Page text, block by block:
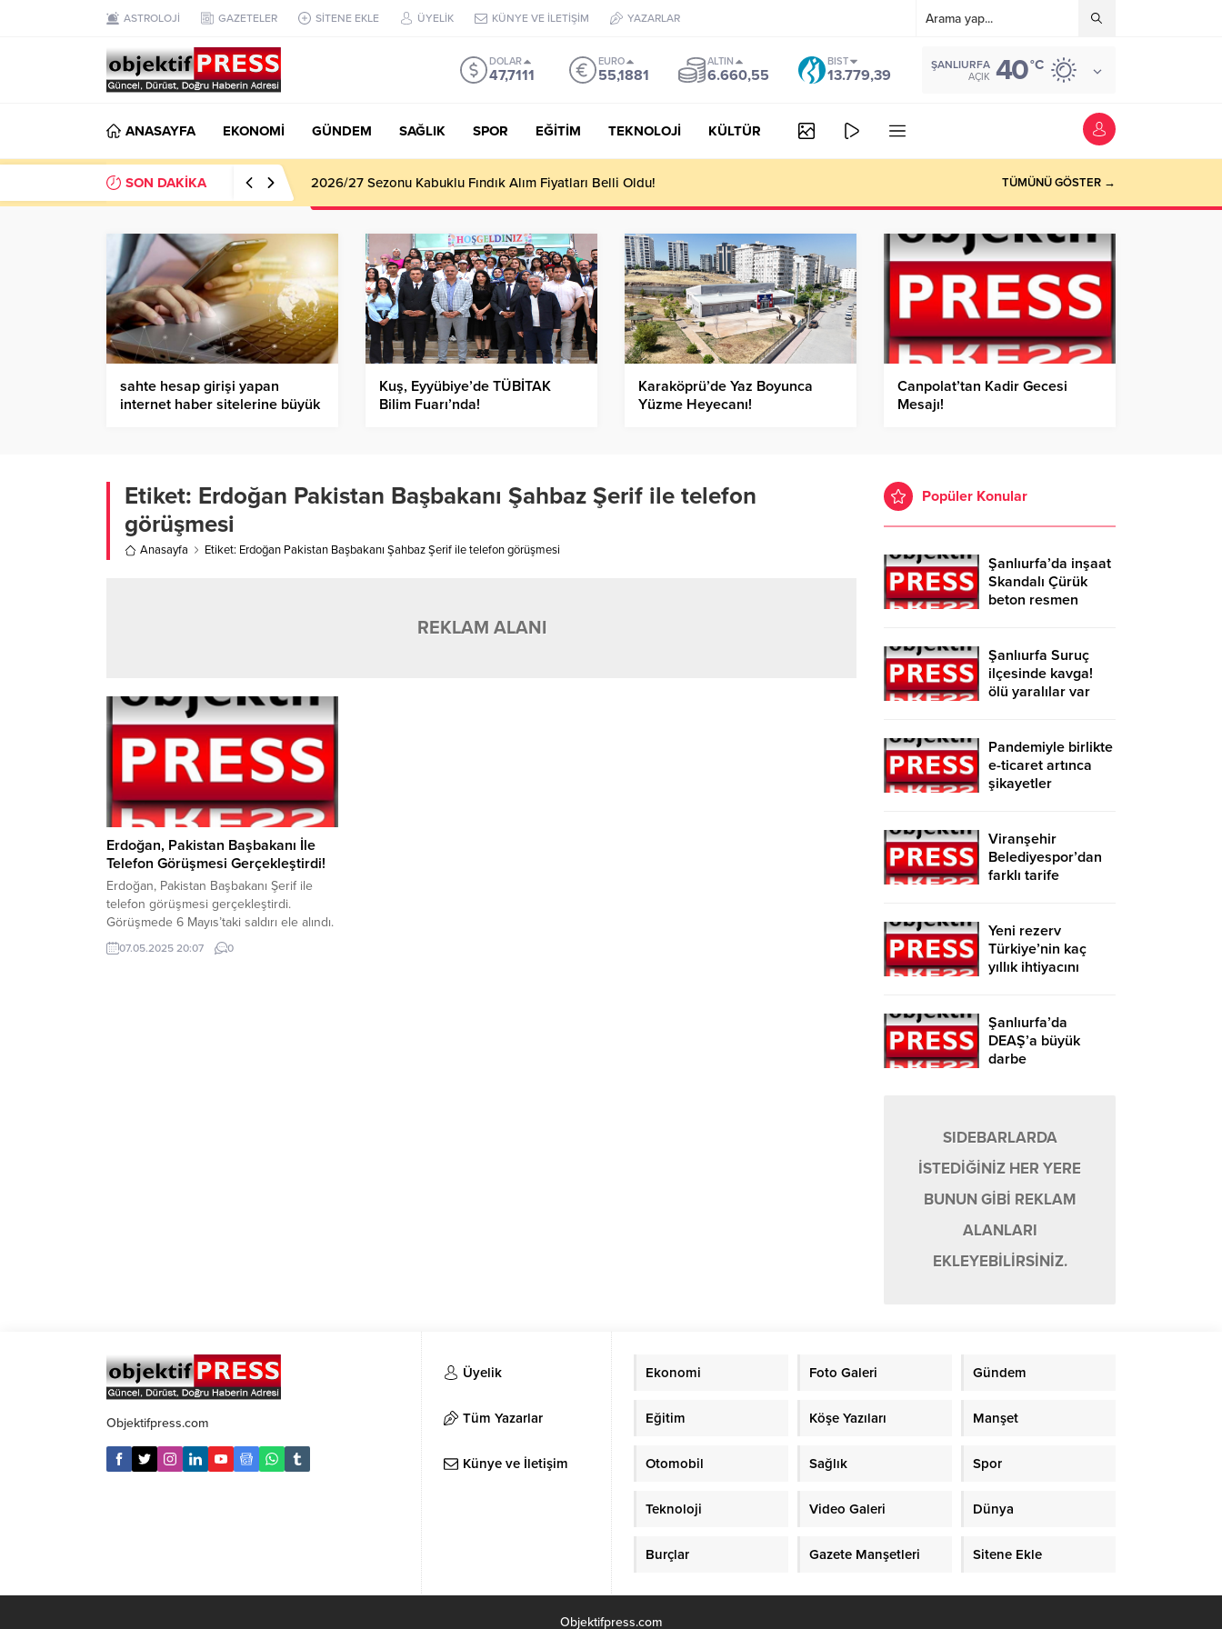
ASTROLOJİ GAZETELER SİTENE EKLE ÜYELİK KÜNYE VE İLETİŞİM YAZARLAR
DOLAR
47,7111
EURO
55,1881
ALTIN
6.660,55
BIST
13.779,39
ŞANLIURFA
AÇIK 40°C
ANASAYFA EKONOMİ GÜNDEM SAĞLIK SPOR EĞİTİM TEKNOLOJİ KÜLTÜR
SON DAKİKA 2026/27 Sezonu Kabuklu Fındık Alım Fiyatları Belli Oldu! TÜMÜNÜ GÖSTER →
sahte hesap girişi yapan
internet haber sitelerine büyük
Kuş, Eyyübiye’de TÜBİTAK
Bilim Fuarı’nda!
Karaköprü’de Yaz Boyunca
Yüzme Heyecanı!
Canpolat’tan Kadir Gecesi
Mesajı!
Etiket: Erdoğan Pakistan Başbakanı Şahbaz Şerif ile telefon
görüşmesi
Anasayfa Etiket: Erdoğan Pakistan Başbakanı Şahbaz Şerif ile telefon görüşmesi
REKLAM ALANI
Erdoğan, Pakistan Başbakanı İle
Telefon Görüşmesi Gerçekleştirdi!
Erdoğan, Pakistan Başbakanı Şerif ile
telefon görüşmesi gerçekleştirdi.
Görüşmede 6 Mayıs’taki saldırı ele alındı.
Cumhurbaşkanı Recep Tayyip Erdoğan,
Pakistan Başbakanı Şahbaz Şerif ile
07.05.2025 20:07 0
Popüler Konular
Şanlıurfa’da inşaat
Skandalı Çürük
beton resmen
Şanlıurfa Suruç
ilçesinde kavga!
ölü yaralılar var
Pandemiyle birlikte
e-ticaret artınca
şikayetler
Viranşehir
Belediyespor’dan
farklı tarife
Yeni rezerv
Türkiye’nin kaç
yıllık ihtiyacını
Şanlıurfa’da
DEAŞ’a büyük
darbe
SIDEBARLARDA
İSTEDİĞİNİZ HER YERE
BUNUN GİBİ REKLAM
ALANLARI
EKLEYEBİLİRSİNİZ.
Objektifpress.com
Üyelik
Tüm Yazarlar
Künye ve İletişim
Ekonomi Foto Galeri Gündem
Eğitim Köşe Yazıları Manşet
Otomobil Sağlık Spor
Teknoloji Video Galeri Dünya
Burçlar Gazete Manşetleri Sitene Ekle
Objektifpress.com